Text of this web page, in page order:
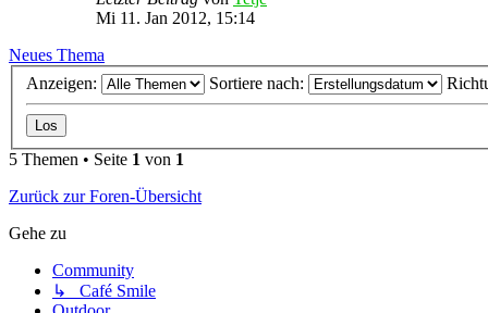
Mi 11. Jan 2012, 15:14
Neues Thema
Anzeigen:
Sortiere nach:
5 Themen • Seite 1 von 1
Zurück zur Foren-Übersicht
Gehe zu
Community
↳ Café Smile